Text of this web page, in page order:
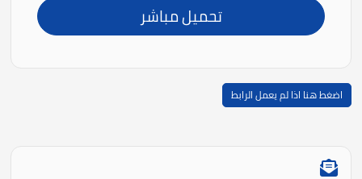
تحميل مباشر
اضغط هنا اذا لم يعمل الرابط